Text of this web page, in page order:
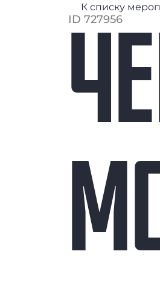
К списку
ID 727956